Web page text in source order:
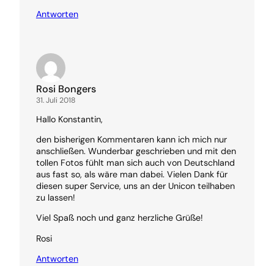
Antworten
Rosi Bongers
31. Juli 2018
Hallo Konstantin,
den bisherigen Kommentaren kann ich mich nur
anschließen. Wunderbar geschrieben und mit den
tollen Fotos fühlt man sich auch von Deutschland
aus fast so, als wäre man dabei. Vielen Dank für
diesen super Service, uns an der Unicon teilhaben
zu lassen!
Viel Spaß noch und ganz herzliche Grüße!
Rosi
Antworten